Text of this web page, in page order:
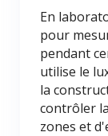
En
pour
pendant
utilise le
la
contrôler
zones et